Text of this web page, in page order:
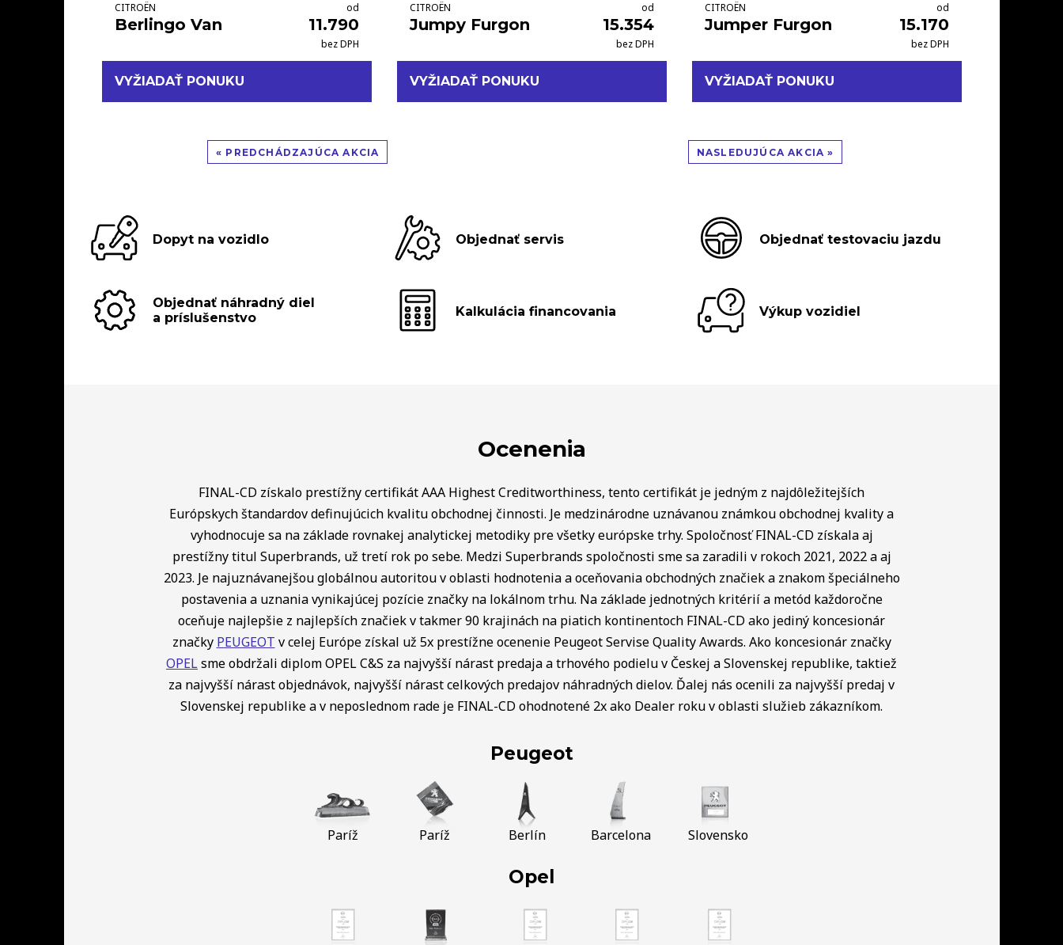
CITROËN
Berlingo Van
od
11.790
bez DPH
VYŽIADAŤ PONUKU
CITROËN
Jumpy Furgon
od
15.354
bez DPH
VYŽIADAŤ PONUKU
CITROËN
Jumper Furgon
od
15.170
bez DPH
VYŽIADAŤ PONUKU
« PREDCHÁDZAJÚCA AKCIA NASLEDUJÚCA AKCIA »
Dopyt na vozidlo Objednať servis Objednať testovaciu jazdu
Objednať náhradný diel
a príslušenstvo
Kalkulácia financovania Výkup vozidiel
Ocenenia
FINAL-CD získalo prestížny certifikát AAA Highest Creditworthiness, tento certifikát je jedným z najdôležitejších
Európskych štandardov definujúcich kvalitu obchodnej činnosti. Je medzinárodne uznávanou známkou obchodnej kvality a
vyhodnocuje sa na základe rovnakej analytickej metodiky pre všetky európske trhy. Spoločnosť FINAL-CD získala aj
prestížny titul Superbrands, už tretí rok po sebe. Medzi Superbrands spoločnosti sme sa zaradili v rokoch 2021, 2022 a aj
2023. Je najuznávanejšou globálnou autoritou v oblasti hodnotenia a oceňovania obchodných značiek a znakom špeciálneho
postavenia a uznania vynikajúcej pozície značky na lokálnom trhu. Na základe jednotných kritérií a metód každoročne
oceňuje najlepšie z najlepších značiek v takmer 90 krajinách na piatich kontinentoch FINAL-CD ako jediný koncesionár
značky PEUGEOT v celej Európe získal už 5x prestížne ocenenie Peugeot Servise Quality Awards. Ako koncesionár značky
OPELsme obdržali diplom OPEL C&S za najvyšší nárast predaja a trhového podielu v Českej a Slovenskej republike, taktiež
za najvyšší nárast objednávok, najvyšší nárast celkových predajov náhradných dielov. Ďalej nás ocenili za najvyšší predaj v
Slovenskej republike a v neposlednom rade je FINAL-CD ohodnotené 2x ako Dealer roku v oblasti služieb zákazníkom.
Peugeot
Paríž Paríž Berlín Barcelona Slovensko
Opel